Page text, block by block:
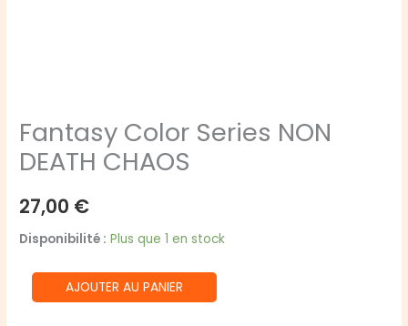
Fantasy Color Series NON
DEATH CHAOS
27,00 €
Disponibilité : Plus que 1 en stock
quantité
de
AJOUTER AU PANIER